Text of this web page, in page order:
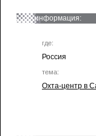
информация:
где:
Россия
тема:
Охта-центр в